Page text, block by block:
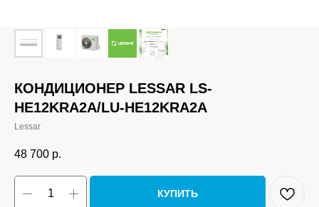
КОНДИЦИОНЕР LESSAR LS-
HE12KRA2A/LU-HE12KRA2A
Lessar
48 700 р.
КУПИТЬ